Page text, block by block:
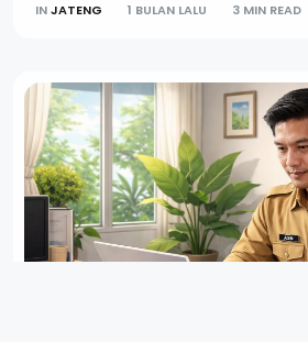
INJATENG 1 BULAN LALU 3 MIN READ